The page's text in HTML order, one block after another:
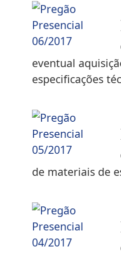
eventual
especificações
de materiais de